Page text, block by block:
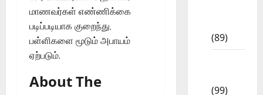
மாணவர்கள் எண்ணிக்கை
படிப்படியாக குறைந்து,
பள்ளிகளை மூடும் அபாயம்
ஏற்படும்.
About The
(89)
(99)